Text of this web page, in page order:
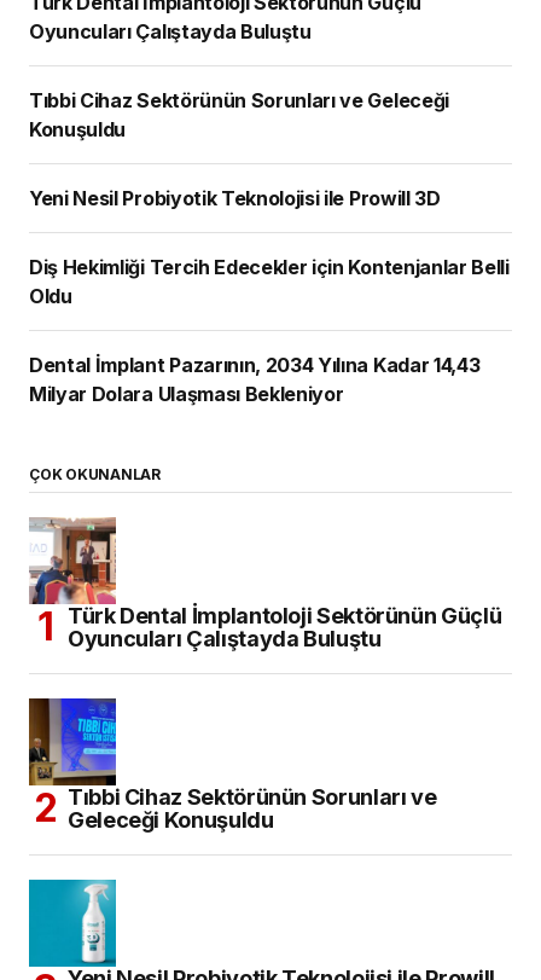
Oyuncuları Çalıştayda Buluştu
Tıbbi Cihaz Sektörünün Sorunları ve Geleceği
Konuşuldu
Yeni Nesil Probiyotik Teknolojisi ile Prowill 3D
Diş Hekimliği Tercih Edecekler için Kontenjanlar Belli
Oldu
Dental İmplant Pazarının, 2034 Yılına Kadar 14,43
Milyar Dolara Ulaşması Bekleniyor
ÇOK OKUNANLAR
Türk Dental İmplantoloji Sektörünün Güçlü
Oyuncuları Çalıştayda Buluştu
Tıbbi Cihaz Sektörünün Sorunları ve
Geleceği Konuşuldu